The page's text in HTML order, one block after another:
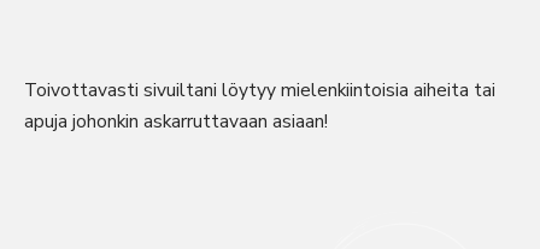
Toivottavasti sivuiltani löytyy mielenkiintoisia aiheita tai
apuja johonkin askarruttavaan asiaan!